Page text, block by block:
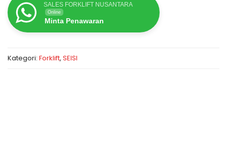
SALES FORKLIFT NUSANTARA
Online
Minta Penawaran
Kategori: Forklift, SEISI